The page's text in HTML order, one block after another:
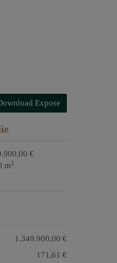
Expose
€
m2
1.349.900,00 €
171,61 €